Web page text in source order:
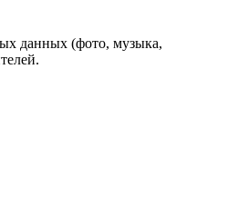
данных (фото, музыка,